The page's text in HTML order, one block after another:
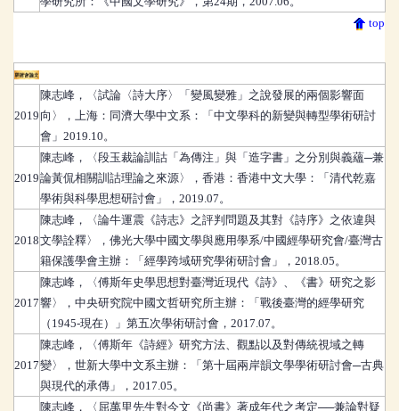
top
2019
陳志峰 ，
〈試論〈詩大序〉「變風變雅」之說發展的兩個影響面
向〉，上海：同濟大學中文系：「中文學科的新變與轉型學術研討
會」2019.10。
2019
陳志峰 ，
〈段玉裁論訓詁「為傳注」與「造字書」之分別與義蘊─兼
論黃侃相關訓詁理論之來源〉，香港：香港中文大學：「清代乾嘉
學術與科學思想研討會」，2019.07。
2018
陳志峰 ，
〈論牛運震《詩志》之評判問題及其對《詩序》之依違與
文學詮釋〉，佛光大學中國文學與應用學系/中國經學研究會/臺灣古
籍保護學會主辦：「經學跨域研究學術研討會」，2018.05。
2017
陳志峰 ，
〈傅斯年史學思想對臺灣近現代《詩》、《書》研究之影
響〉，中央研究院中國文哲研究所主辦：「戰後臺灣的經學研究
（1945-現在）」第五次學術研討會，2017.07。
2017
陳志峰 ，
〈傅斯年《詩經》研究方法、觀點以及對傳統視域之轉
變〉，世新大學中文系主辦：「第十屆兩岸韻文學學術研討會─古典
與現代的承傳」，2017.05。
陳志峰 ， 〈屈萬里先生對今文《尚書》著成年代之考定──兼論對疑